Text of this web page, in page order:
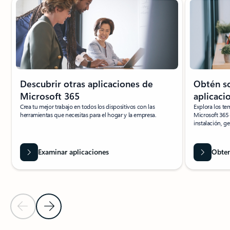
Diapositiva anterior
Diapositiva siguiente
Descubrir otras aplicaciones de
Microsoft 365
Crea tu mejor trabajo en todos los dispositivos con las
herramientas que necesitas para el hogar y la empresa.
Examinar aplicaciones
Obtén
Explora los
Microsoft 365
instalación,